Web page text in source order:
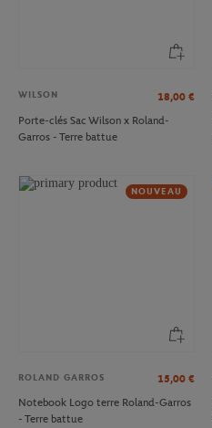
WILSON 18,00 €
Porte-clés Sac Wilson x Roland-
Garros - Terre battue
NOUVEAU
ROLAND GARROS 15,00 €
Notebook Logo terre Roland-Garros
- Terre battue